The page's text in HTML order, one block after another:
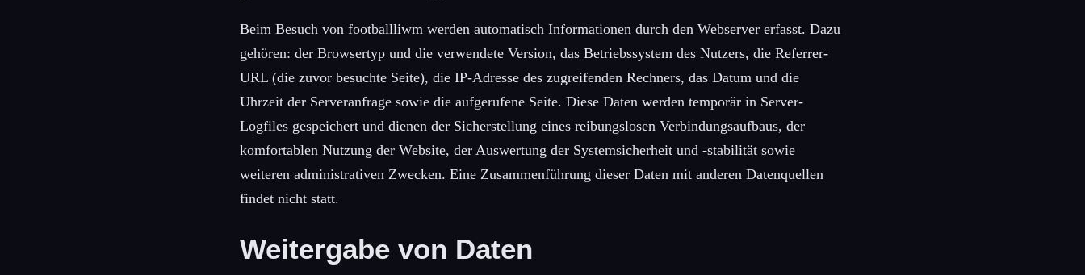
Beim Besuch von footballliwm werden automatisch Informationen durch den Webserver erfasst. Dazu
gehören: der Browsertyp und die verwendete Version, das Betriebssystem des Nutzers, die Referrer-
URL (die zuvor besuchte Seite), die IP-Adresse des zugreifenden Rechners, das Datum und die
Uhrzeit der Serveranfrage sowie die aufgerufene Seite. Diese Daten werden temporär in Server-
Logfiles gespeichert und dienen der Sicherstellung eines reibungslosen Verbindungsaufbaus, der
komfortablen Nutzung der Website, der Auswertung der Systemsicherheit und -stabilität sowie
weiteren administrativen Zwecken. Eine Zusammenführung dieser Daten mit anderen Datenquellen
findet nicht statt.
Weitergabe von Daten